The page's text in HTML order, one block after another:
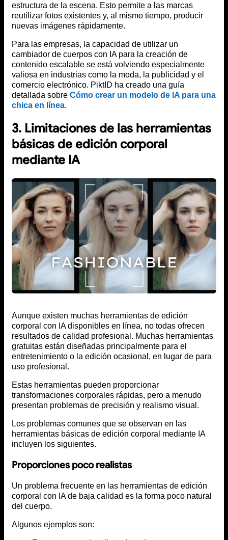
estructura de la escena. Esto permite a las marcas
reutilizar fotos existentes y, al mismo tiempo, producir
nuevas imágenes rápidamente.
Para las empresas, la capacidad de utilizar un
cambiador de cuerpos con IA para la creación de
contenido escalable se está volviendo especialmente
valiosa en industrias como la moda, la publicidad y el
comercio electrónico. PiktID ha creado una guía
detallada sobre Cómo crear un modelo de IA para una
chica en línea.
3. Limitaciones de las herramientas
básicas de edición corporal
mediante IA
Aunque existen muchas herramientas de edición
corporal con IA disponibles en línea, no todas ofrecen
resultados de calidad profesional. Muchas herramientas
gratuitas están diseñadas principalmente para el
entretenimiento o la edición ocasional, en lugar de para
uso profesional.
Estas herramientas pueden proporcionar
transformaciones corporales rápidas, pero a menudo
presentan problemas de precisión y realismo visual.
Los problemas comunes que se observan en las
herramientas básicas de edición corporal mediante IA
incluyen los siguientes.
Proporciones poco realistas
Un problema frecuente en las herramientas de edición
corporal con IA de baja calidad es la forma poco natural
del cuerpo.
Algunos ejemplos son: